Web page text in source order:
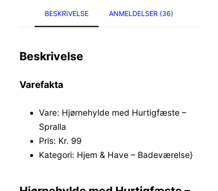
BESKRIVELSE ANMELDELSER (36)
Beskrivelse
Varefakta
Vare: Hjørnehylde med Hurtigfæste –
Spralla
Pris: Kr. 99
Kategori: Hjem & Have – Badeværelse}